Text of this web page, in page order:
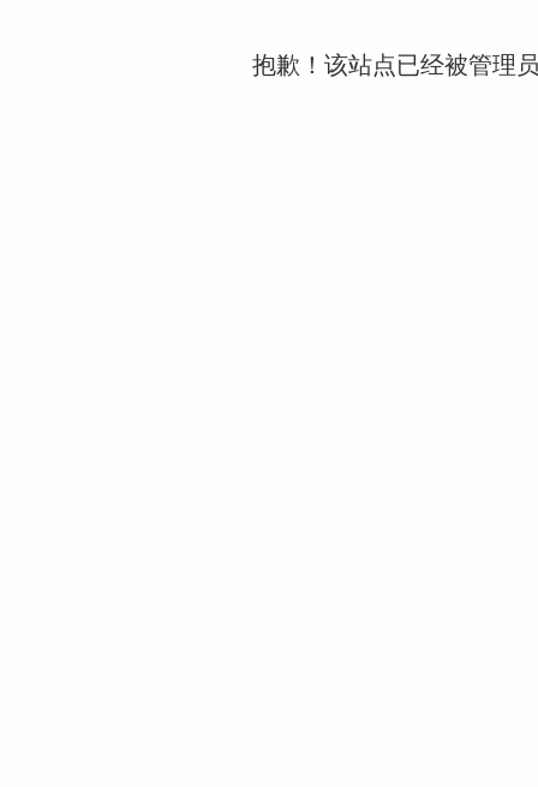
抱歉！该站点已经被管理